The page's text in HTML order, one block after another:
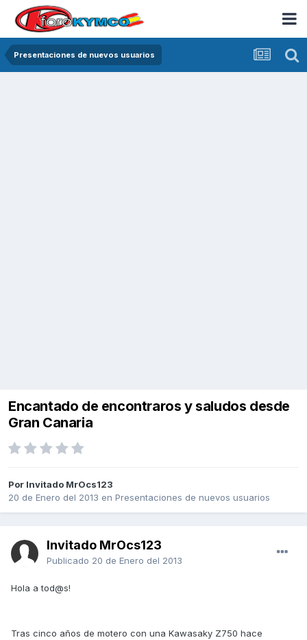
Presentaciones de nuevos usuarios
Encantado de encontraros y saludos desde
Gran Canaria
Por Invitado MrOcs123
20 de Enero del 2013 en Presentaciones de nuevos usuarios
Invitado MrOcs123
Publicado 20 de Enero del 2013
Hola a tod@s!
Tras cinco años de motero con una Kawasaky Z750 hace